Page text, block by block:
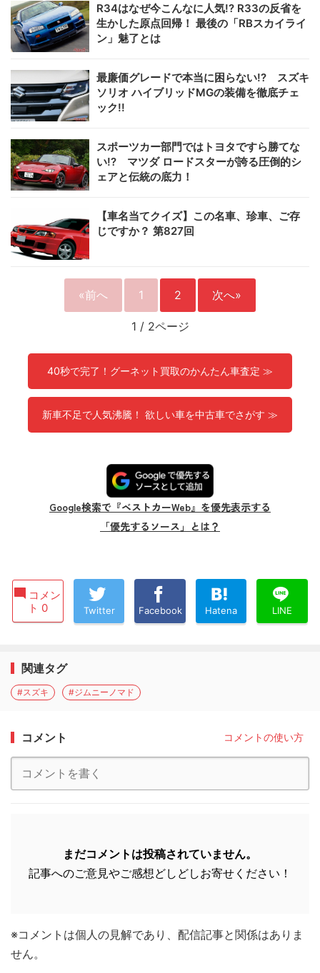
R34はなぜ今こんなに人気!? R33の反省を
生かした原点回帰！ 最後の「RBスカイライ
ン」魅了とは
最廉価グレードで本当に困らない!? スズキ
ソリオ ハイブリッドMGの装備を徹底チェ
ック!!
スポーツカー部門ではトヨタですら勝てな
い!? マツダ ロードスターが誇る圧倒的シ
ェアと伝統の底力！
【車名当てクイズ】この名車、珍車、ご存
じですか？ 第827回
«前へ 1 2 次へ»
1 / 2ページ
40秒で完了！グーネット買取のかんたん車査定 ≫
新車不足で人気沸騰！ 欲しい車を中古車でさがす ≫
Google検索で『ベストカーWeb』を優先表示する
「優先するソース」とは？
コメン
ト 0
Twitter Facebook Hatena LINE
関連タグ
#スズキ #ジムニーノマド
コメント コメントの使い方
まだコメントは投稿されていません。
記事へのご意見やご感想どしどしお寄せください！
※コメントは個人の見解であり、配信記事と関係はありま
せん。